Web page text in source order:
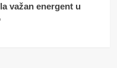
važan energent u